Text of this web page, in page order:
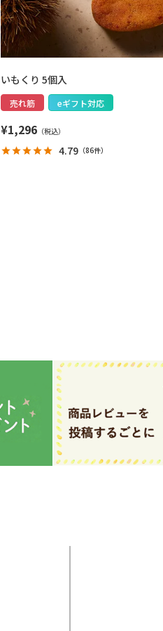
いもくり 5個入
売れ筋 eギフト対応
¥1,296
4.79（86件）